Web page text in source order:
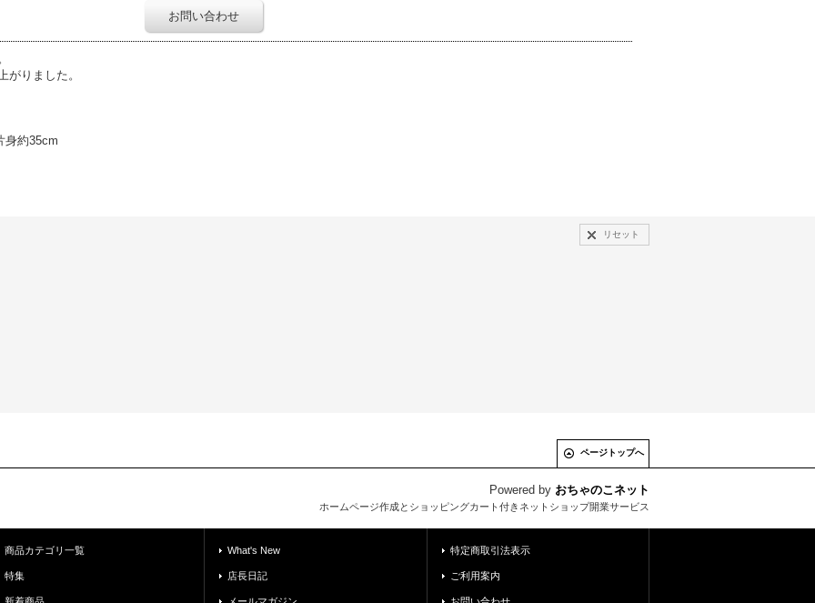
お問い合わせ
がりました。
身約35cm
リセット
ページトップへ
Powered by おちゃのこネット
ホームページ作成とショッピングカート付きネットショップ開業サービス
商品カテゴリ一覧
特集
What's New
店長日記
特定商取引法表示
ご利用案内